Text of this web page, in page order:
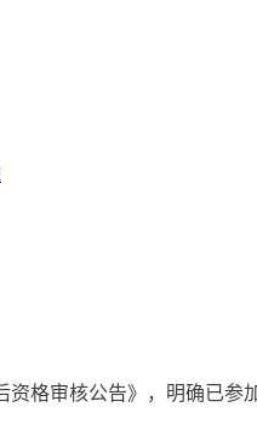
格审核公告》，明确已参